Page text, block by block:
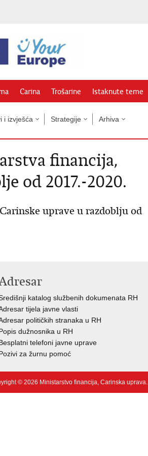
Carina Trošarine Istaknute teme
i izvješća Strategije Arhiva
financija,
od 2017.-2020.
uprave u razdoblju od
katalog službenih dokumenata RH
tijela javne vlasti
političkih stranaka u RH
dužnosnika u RH
telefoni javne uprave
za žurnu pomoć
© 2026 Ministarstvo financija, Carinska uprava.